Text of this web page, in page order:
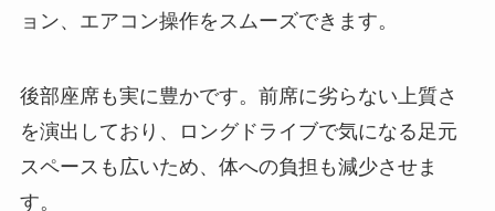
ョン、エアコン操作をスムーズできます。
後部座席も実に豊かです。前席に劣らない上質さ
を演出しており、ロングドライブで気になる足元
スペースも広いため、体への負担も減少させま
す。